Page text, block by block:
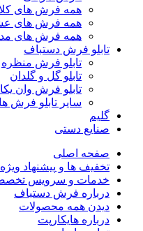
همه فرش های
همه فرش های
همه فرش های
تابلو فرش دستباف
تابلو فرش منظره
تابلو گل و گلدان
تابلو فرش وان
سایر تابلو فرش ها
گلیم
صنایع دستی
صفحه اصلی
تخفیف ها و پیشنهاد ویژه
خدمات و سرویس
درباره فرش دستباف
دیدن همه محصولات
درباره هایکارپت